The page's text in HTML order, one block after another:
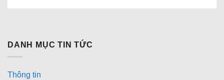
DANH MỤC TIN TỨC
Thông tin